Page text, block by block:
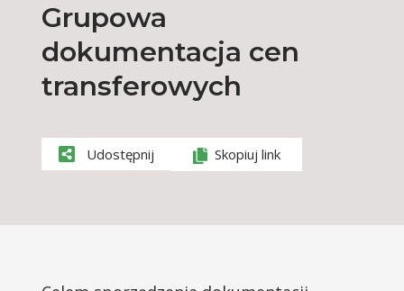
Grupowa
dokumentacja cen
transferowych
Udostępnij Skopiuj link